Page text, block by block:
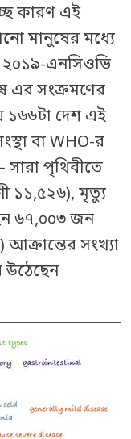
কারণ এই
মানুষের মধ্যে
২০১৯-এনসিওভি
এর সংক্রমণের
১৬৬টা দেশ এই
বা WHO-র
সারা পৃথিবীতে
১১,৫২৬), মৃত্যু
৬৭,০০৩ জন
সংখ্যা
উঠেছেন